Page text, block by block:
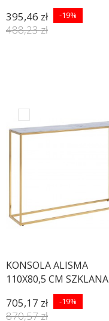
395,46 zł -19%
488,23 zł
KONSOLA ALISMA
110X80,5 CM SZKLANA
705,17 zł -19%
870,57 zł